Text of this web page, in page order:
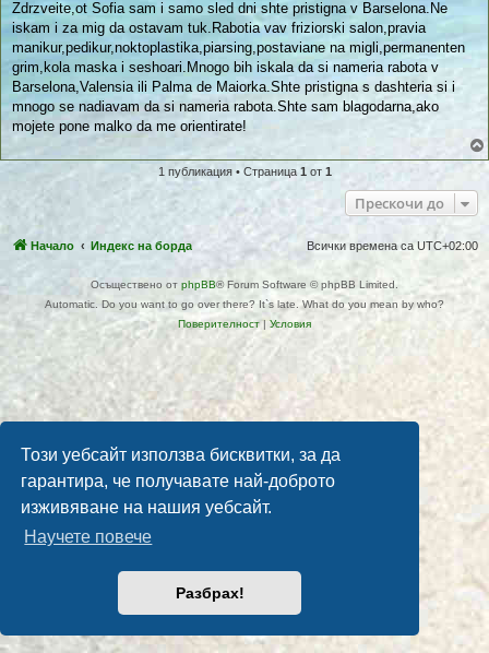
Този уебсайт използва бисквитки, за да
гарантира, че получавате най-доброто
изживяване на нашия уебсайт.
Научете повече
Разбрах!
б
и
к
в
а
е
Zdrzveite,ot Sofia sam i samo sled dni shte pristigna v Barselona.Ne
iskam i za mig da ostavam tuk.Rabotia vav friziorski salon,pravia
manikur,pedikur,noktoplastika,piarsing,postaviane na migli,permanenten
grim,kola maska i seshoari.Mnogo bih iskala da si nameria rabota v
Barselona,Valensia ili Palma de Maiorka.Shte pristigna s dashteria si i
mnogo se nadiavam da si nameria rabota.Shte sam blagodarna,ako
mojete pone malko da me orientirate!
1 публикация • Страница 1 от 1
Прескочи до
Начало Индекс на борда Всички времена саUTC+02:00
Осъществено от phpBB® Forum Software © phpBB Limited.
Automatic. Do you want to go over there? It`s late. What do you mean by who?
Поверителност| Условия